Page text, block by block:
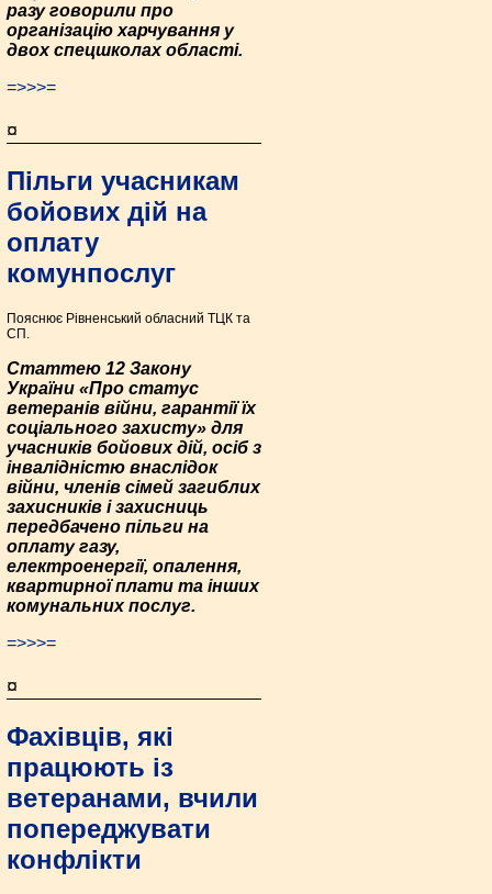
разу говорили про
організацію харчування у
двох спецшколах області.
=>>>=
¤
Пільги учасникам
бойових дій на
оплату
комунпослуг
Пояснює Рівненський обласний ТЦК та
СП.
Статтею 12 Закону
України «Про статус
ветеранів війни, гарантії їх
соціального захисту» для
учасників бойових дій, осіб з
інвалідністю внаслідок
війни, членів сімей загиблих
захисників і захисниць
передбачено пільги на
оплату газу,
електроенергії, опалення,
квартирної плати та інших
комунальних послуг.
=>>>=
¤
Фахівців, які
працюють із
ветеранами, вчили
попереджувати
конфлікти